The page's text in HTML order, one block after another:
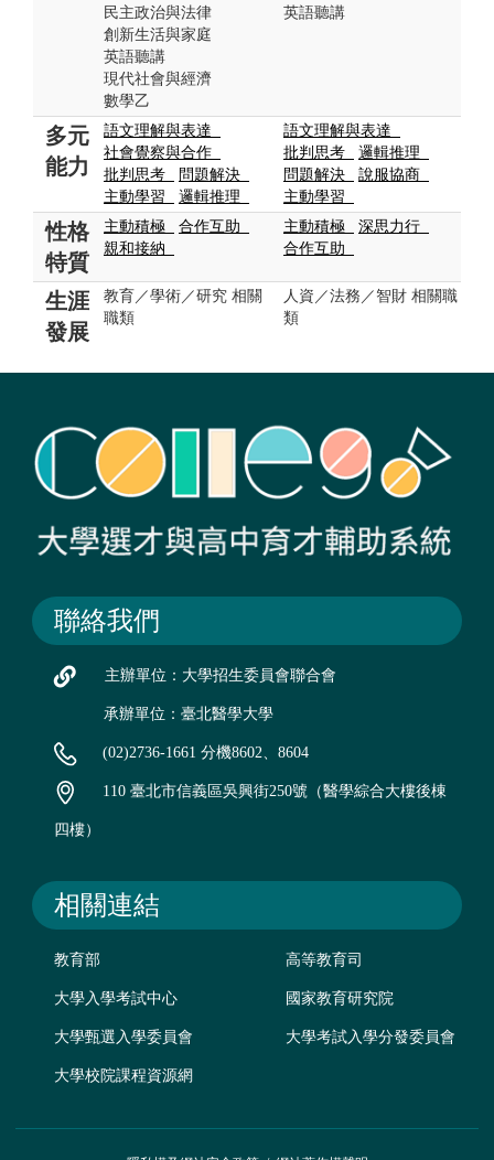
民主政治與法律
創新生活與家庭
英語聽講
現代社會與經濟
數學乙
英語聽講
多元
能力
語文理解與表達
社會覺察與合作
批判思考
問題解決
主動學習
邏輯推理
語文理解與表達
批判思考
邏輯推理
問題解決
說服協商
主動學習
性格
特質
主動積極
合作互助
親和接納
主動積極
深思力行
合作互助
生涯
發展
教育／學術／研究 相關
職類
人資／法務／智財 相關職
類
聯絡我們
主辦單位：大學招生委員會聯合會
承辦單位：臺北醫學大學
(02)2736-1661 分機8602、8604
110 臺北市信義區吳興街250號（醫學綜合大樓後棟
四樓）
相關連結
教育部 高等教育司
大學入學考試中心 國家教育研究院
大學甄選入學委員會 大學考試入學分發委員會
大學校院課程資源網